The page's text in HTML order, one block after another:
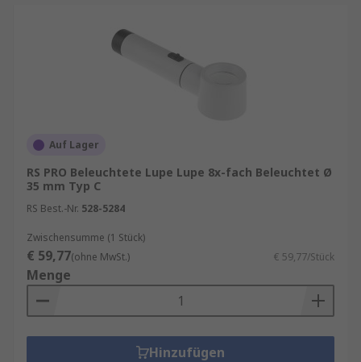
Auf Lager
RS PRO Beleuchtete Lupe Lupe 8x-fach Beleuchtet Ø
35 mm Typ C
RS Best.-Nr. 528-5284
Zwischensumme (1 Stück)
€ 59,77(ohne MwSt.) € 59,77/Stück
Menge
Hinzufügen